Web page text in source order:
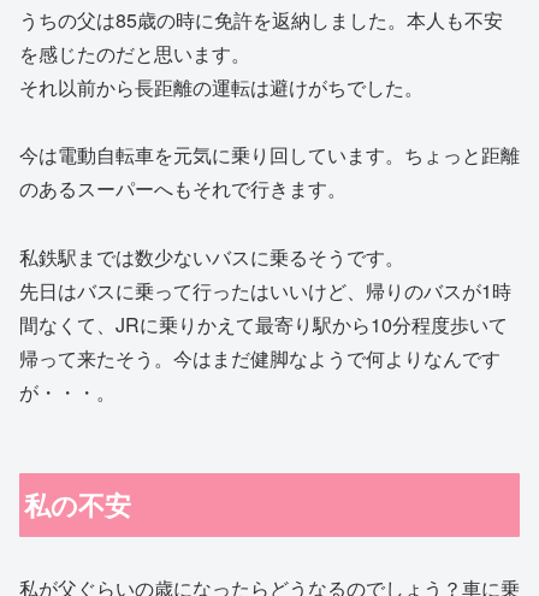
うちの父は85歳の時に免許を返納しました。本人も不安
を感じたのだと思います。
それ以前から長距離の運転は避けがちでした。
今は電動自転車を元気に乗り回しています。ちょっと距離
のあるスーパーへもそれで行きます。
私鉄駅までは数少ないバスに乗るそうです。
先日はバスに乗って行ったはいいけど、帰りのバスが1時
間なくて、JRに乗りかえて最寄り駅から10分程度歩いて
帰って来たそう。今はまだ健脚なようで何よりなんです
が・・・。
私の不安
私が父ぐらいの歳になったらどうなるのでしょう？車に乗